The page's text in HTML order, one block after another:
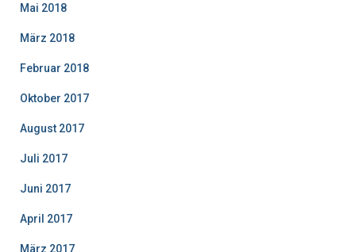
Mai 2018
März 2018
Februar 2018
Oktober 2017
August 2017
Juli 2017
Juni 2017
April 2017
März 2017